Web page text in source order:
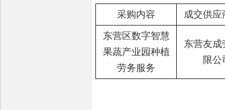
采购内容 成交供应
东营区数字智慧
果蔬产业园种植
劳务服务
东营友成
限公